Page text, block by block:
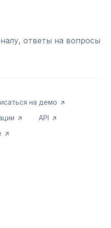
ответы на вопросы
на демо
API